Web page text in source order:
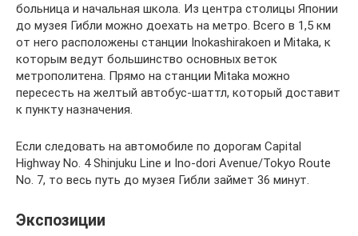
больница и начальная школа. Из центра столицы Японии
до музея Гибли можно доехать на метро. Всего в 1,5 км
от него расположены станции Inokashirakoen и Mitaka, к
которым ведут большинство основных веток
метрополитена. Прямо на станции Mitaka можно
пересесть на желтый автобус-шаттл, который доставит
к пункту назначения.
Если следовать на автомобиле по дорогам Capital
Highway No. 4 Shinjuku Line и Ino-dori Avenue/Tokyo Route
No. 7, то весь путь до музея Гибли займет 36 минут.
Экспозиции